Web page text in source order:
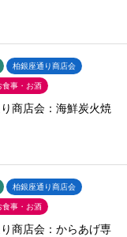
柏銀座通り商店会
食事・お酒
商店会：海鮮炭火焼
柏銀座通り商店会
食事・お酒
商店会：からあげ専